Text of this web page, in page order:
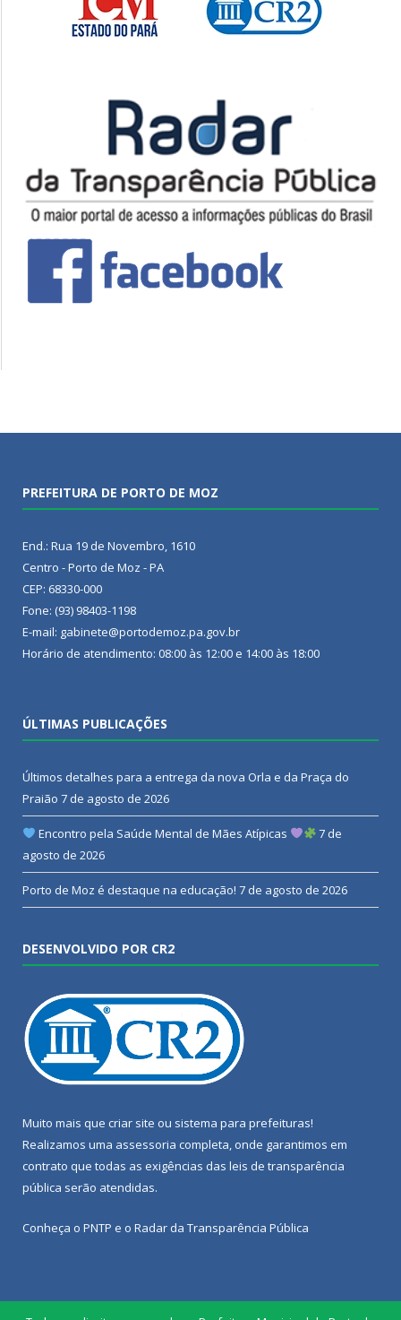
PREFEITURA DE PORTO DE MOZ
End.: Rua 19 de Novembro, 1610
Centro - Porto de Moz - PA
CEP: 68330-000
Fone: (93) 98403-1198
E-mail: gabinete@portodemoz.pa.gov.br
Horário de atendimento: 08:00 às 12:00 e 14:00 às 18:00
ÚLTIMAS PUBLICAÇÕES
Últimos detalhes para a entrega da nova Orla e da Praça do
Praião 7 de agosto de 2026
Encontro pela Saúde Mental de Mães Atípicas
7 de
agosto de 2026
Porto de Moz é destaque na educação! 7 de agosto de 2026
DESENVOLVIDO POR CR2
Muito mais que criar site ou sistema para prefeituras!
Realizamos uma assessoria completa, onde garantimos em
contrato que todas as exigências das leis de transparência
pública serão atendidas.
Conheça o PNTP e o Radar da Transparência Pública